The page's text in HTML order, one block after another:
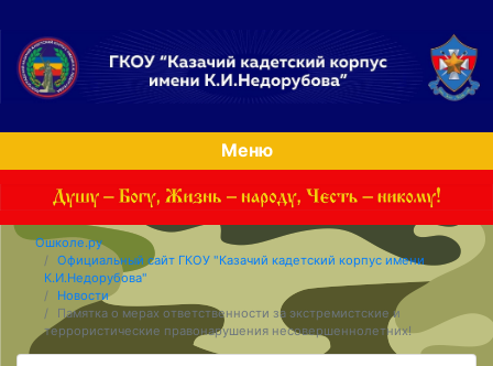
Меню
Ошколе.ру
Официальный сайт ГКОУ "Казачий кадетский корпус имени
К.И.Недорубова"
Новости
Памятка о мерах ответственности за экстремистские и
террористические правонарушения несовершеннолетних!